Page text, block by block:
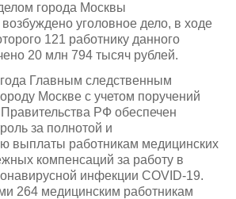
города Москвы
уголовное дело, в ходе
121 работнику данного
20 млн 794 тысяч рублей.
Главным следственным
Москве с учетом поручений
РФ обеспечен
за полнотой и
выплаты работникам медицинских
компенсаций за работу в
инфекции COVID-19.
264 медицинским работникам